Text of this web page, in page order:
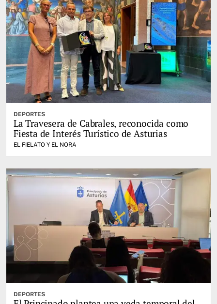
DEPORTES
La Travesera de Cabrales, reconocida como
Fiesta de Interés Turístico de Asturias
EL FIELATO Y EL NORA
DEPORTES